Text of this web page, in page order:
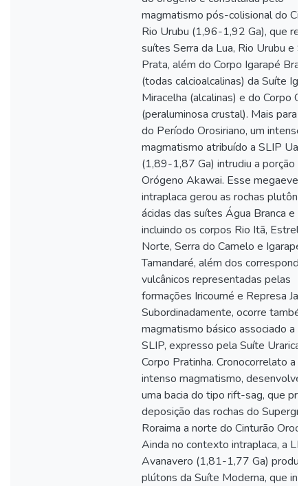
magmatismo pós-colisional do
Rio Urubu (1,96-1,92 Ga), que
suítes Serra da Lua, Rio Urubu e
Prata, além do Corpo Igarapé
(todas calcioalcalinas) da Suíte
Miracelha (alcalinas) e do Corpo
(peraluminosa crustal). Mais para
do Período Orosiriano, um intenso
magmatismo atribuído a SLIP
(1,89-1,87 Ga) intrudiu a porção
Orógeno Akawai. Esse
intraplaca gerou as rochas
ácidas das suítes Água Branca e
incluindo os corpos Rio Itã, Estrela
Norte, Serra do Camelo e Igarapé
Tamandaré, além dos
vulcânicos representadas pelas
formações Iricoumé e Represa
Subordinadamente, ocorre
magmatismo básico associado a
SLIP, expresso pela Suíte
Corpo Pratinha. Cronocorrelato a
intenso magmatismo,
uma bacia do tipo rift-sag, que
deposição das rochas do
Roraima a norte do Cinturão
Ainda no contexto intraplaca, a LIP
Avanavero (1,81-1,77 Ga)
plútons da Suíte Moderna, que